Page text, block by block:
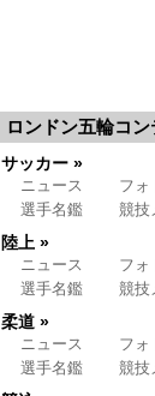
ロンドン五輪コ
サッカー »
ニュース
フォ
選手名鑑
競技
陸上 »
ニュース
フォ
選手名鑑
競技
柔道 »
ニュース
フォ
選手名鑑
競技